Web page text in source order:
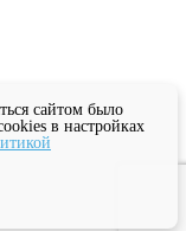
сайтом было
в настройках